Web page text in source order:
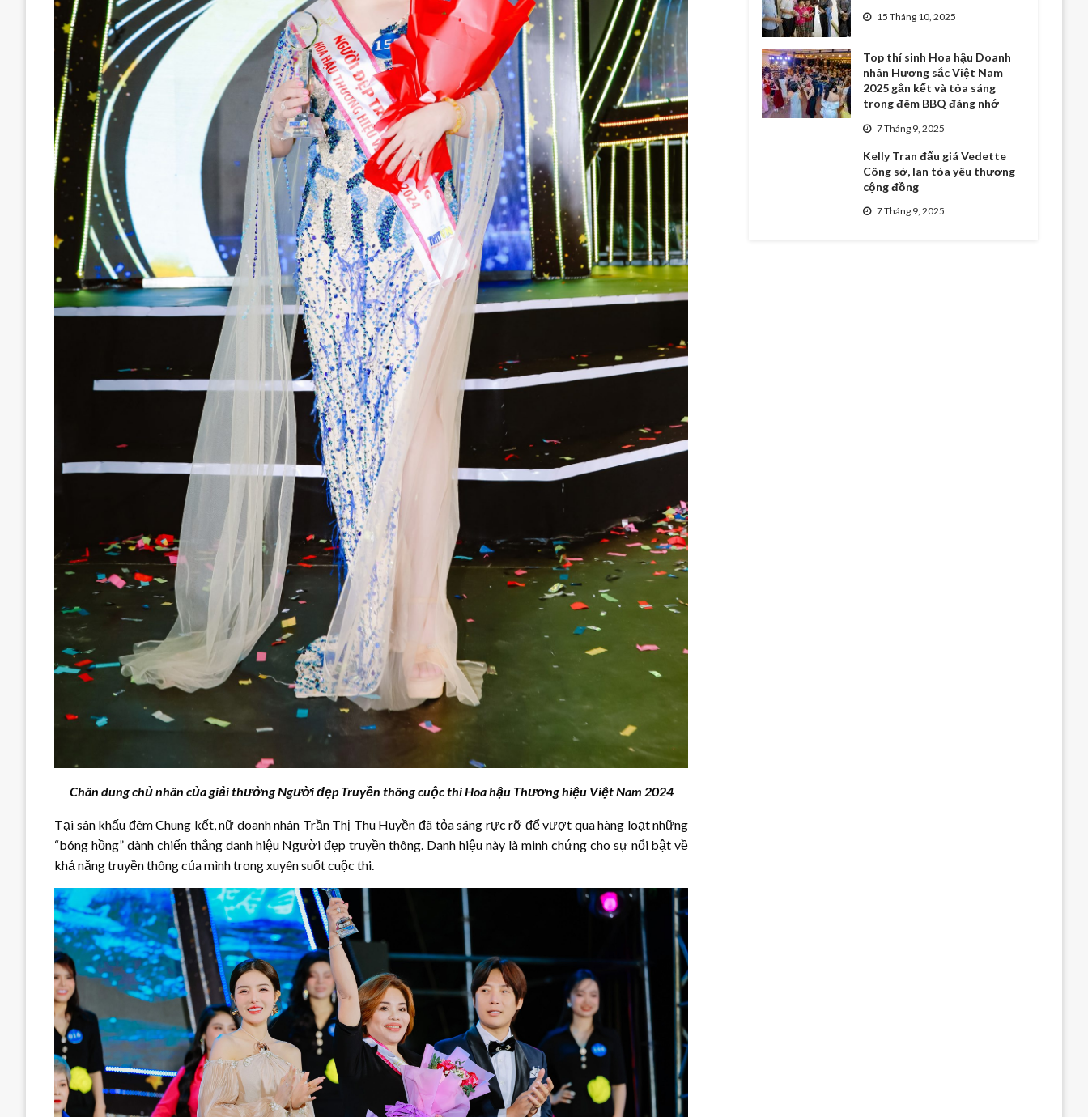
Chân dung chủ nhân của giải thưởng Người đẹpTruyền thôngcuộc thi Hoa hậu Thương hiệu Việt Nam 2024
Tại sân khấu đêm Chung kết, nữ doanh nhân Trần Thị Thu Huyền đã tỏa sáng rực rỡ để vượt qua hàng loạt những
“bóng hồng” dành chiến thắng danh hiệu Người đẹp truyền thông. Danh hiệu này là minh chứng cho sự nổi bật về
khả năng truyền thông của mình trong xuyên suốt cuộc thi.
15 Tháng 10, 2025
Top thí sinh Hoa hậu Doanh
nhân Hương sắc Việt Nam
2025 gắn kết và tỏa sáng
trong đêm BBQ đáng nhớ
7 Tháng 9, 2025
Kelly Tran đấu giá Vedette
Công sở, lan tỏa yêu thương
cộng đồng
7 Tháng 9, 2025